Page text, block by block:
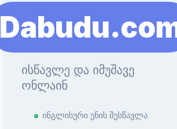
ისწავლე და იმუშავე
ონლაინ
ინგლისური ენის შესწავლა